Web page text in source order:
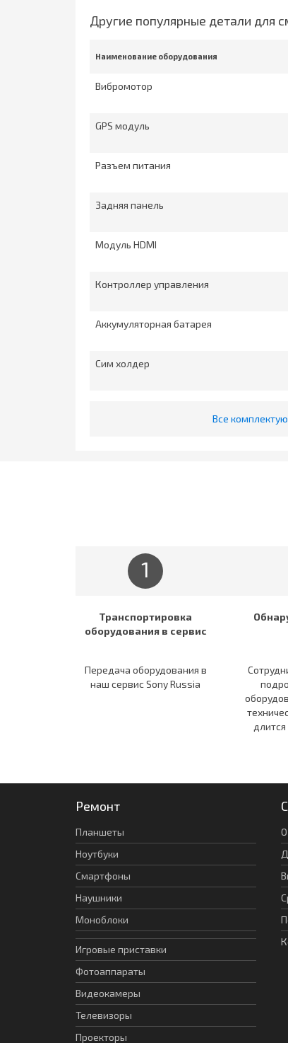
Другие популярные детали для
Наименование оборудования
Вибромотор
GPS модуль
Разъем питания
Задняя панель
Модуль HDMI
Контроллер управления
Аккумуляторная батарея
Сим холдер
Все
1
Транспортировка
оборудования в сервис
Передача оборудования в
наш сервис Sony Russia
Ремонт
Планшеты
Ноутбуки
Смартфоны
Наушники
Моноблоки
Игровые приставки
Фотоаппараты
Видеокамеры
Телевизоры
Проекторы